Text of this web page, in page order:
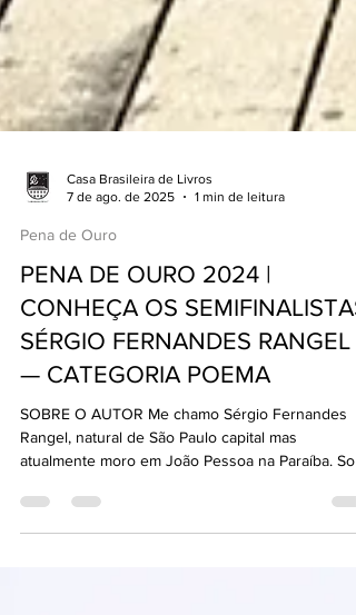
7 de ago. de 2025
1 min de leitura
Pena de Ouro
PENA DE OURO 2024 |
CONHEÇA OS
SÉRGIO FERNANDES RANGEL
— CATEGORIA POEMA
Rangel, natural de São Paulo capital mas
atualmente moro em João Pessoa na Paraíba.